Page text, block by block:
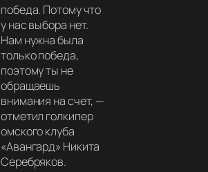
победа. Потому что
у нас выбора нет.
Нам нужна была
только победа,
поэтому ты не
обращаешь
внимания на счет, —
отметил голкипер
омского клуба
«Авангард» Никита
Серебряков.